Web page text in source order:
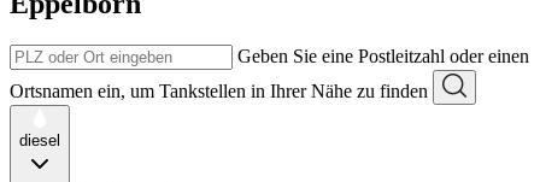
Geben Sie eine Postleitzahl oder einen
Ortsnamen ein, um Tankstellen in Ihrer Nähe zu finden
diesel